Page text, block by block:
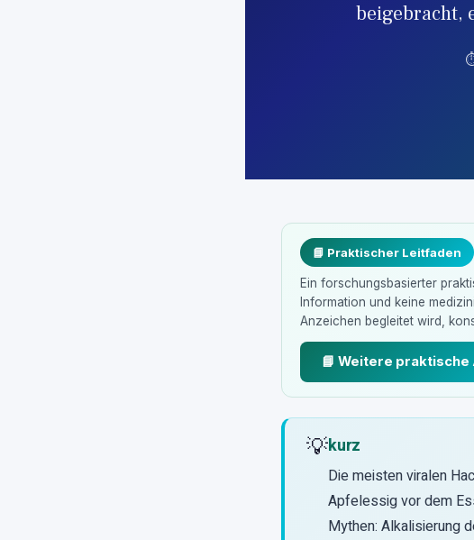
beigebracht,
📘 Praktischer Leitfaden
Ein forschungsbasierter
Information und keine
Anzeichen begleitet wird,
📘 Weitere
💡kurz
Die meisten viralen
Apfelessig vor dem
Mythen: Alkalisierung